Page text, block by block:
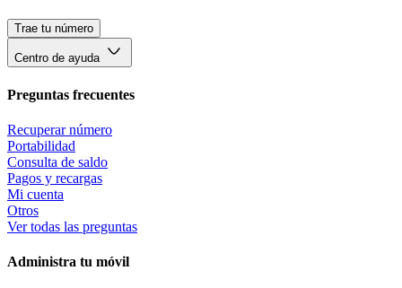
Trae tu número
Centro de ayuda
Preguntas frecuentes
Recuperar número
Portabilidad
Consulta de saldo
Pagos y recargas
Mi cuenta
Otros
Ver todas las preguntas
Administra tu móvil